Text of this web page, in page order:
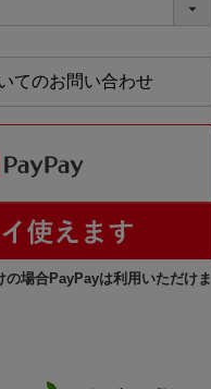
必
)
てのお問い合わせ
場合PayPayは利用いただけま